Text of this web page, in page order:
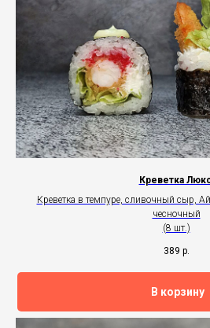
Креветка
Креветка в темпуре, сливочный сыр,
чесночный
(8 шт.)
389 р.
В корзину